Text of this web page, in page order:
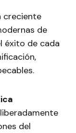
creciente
de
éxito de cada
del